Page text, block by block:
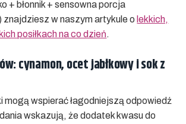
+ błonnik + sensowna porcja
w naszym artykule o lekkich,
posiłkach na co dzień.
cynamon, ocet jabłkowy i sok z
mogą wspierać łagodniejszą odpowiedź
wskazują, że dodatek kwasu do